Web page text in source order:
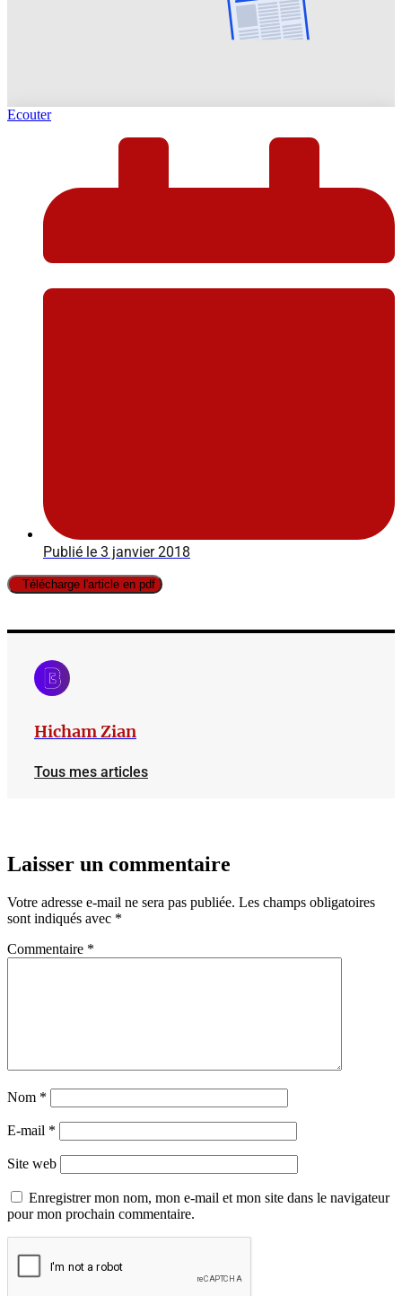
Ecouter
Publié le 3 janvier 2018
Télécharge l'article en pdf
Hicham Zian
Tous mes articles
Laisser un commentaire
Votre adresse e-mail ne sera pas publiée. Les champs obligatoires
sont indiqués avec *
Commentaire *
Nom *
E-mail *
Site web
Enregistrer mon nom, mon e-mail et mon site dans le navigateur
pour mon prochain commentaire.